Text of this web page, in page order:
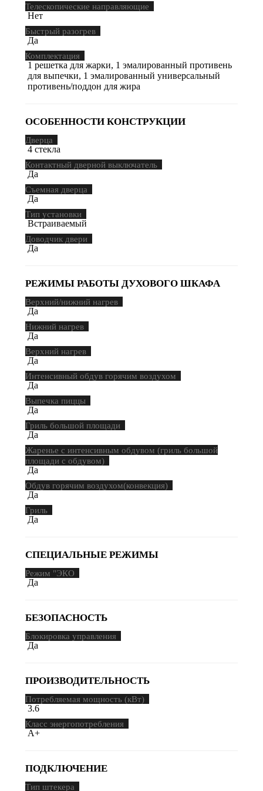
Телескопические направляющие
Нет
Быстрый разогрев
Да
Комплектация
1 решетка для жарки, 1 эмалированный противень
для выпечки, 1 эмалированный универсальный
противень/поддон для жира
ОСОБЕННОСТИ КОНСТРУКЦИИ
Дверца
4 стекла
Контактный дверной выключатель
Да
Съемная дверца
Да
Тип установки
Встраиваемый
Доводчик двери
Да
РЕЖИМЫ РАБОТЫ ДУХОВОГО ШКАФА
Верхний/нижний нагрев
Да
Нижний нагрев
Да
Верхний нагрев
Да
Интенсивный обдув горячим воздухом
Да
Выпечка пиццы
Да
Гриль большой площади
Да
Жаренье с интенсивным обдувом (гриль большой
площади с обдувом)
Да
Обдув горячим воздухом(конвекция)
Да
Гриль
Да
СПЕЦИАЛЬНЫЕ РЕЖИМЫ
Режим "ЭКО
Да
БЕЗОПАСНОСТЬ
Блокировка управления
Да
ПРОИЗВОДИТЕЛЬНОСТЬ
Потребляемая мощность (кВт)
3.6
Класс энергопотребления
A+
ПОДКЛЮЧЕНИЕ
Тип штекера